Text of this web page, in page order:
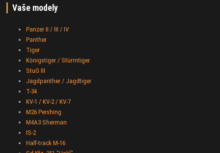
Vaše modely
Panzer II / III / IV
Panther
Tiger
Königstiger / Stürmtiger
StuG III
Jagdpanther / Jagdtiger
T-34
KV-1 / KV-2 / KV-7
M26 Pershing
M4A3 Sherman
IS-2
Half-track M-16